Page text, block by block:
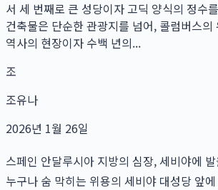
서 세 번째로 큰 성당이자 고딕 양식의 정수
건축물은 단순한 관광지를 넘어, 콜럼버스의
역사의 현장이자 수백 년의...
조
조유나
2026년 1월 26일
스페인 안달루시아 지방의 심장, 세비야에
누구나 숨 막히는 위용의 세비야 대성당 앞